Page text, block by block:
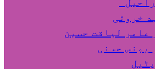
خروٹی
عامر لیاقت حسین
یونس حسنی